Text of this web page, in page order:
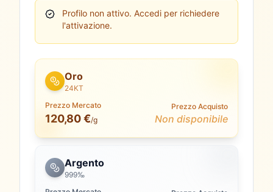
Profilo non attivo. Accedi per richiedere
l'attivazione.
Oro
24KT
Prezzo Mercato
120,80 €/g
Prezzo Acquisto
Non disponibile
Argento
999‰